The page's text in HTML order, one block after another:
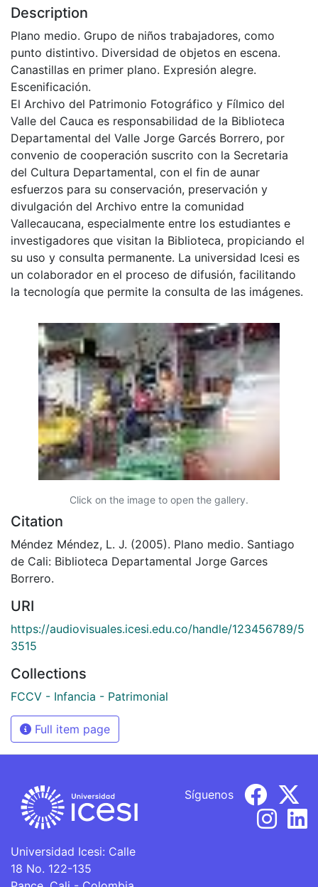
Description
Plano medio. Grupo de niños trabajadores, como
punto distintivo. Diversidad de objetos en escena.
Canastillas en primer plano. Expresión alegre.
Escenificación.
El Archivo del Patrimonio Fotográfico y Fílmico del
Valle del Cauca es responsabilidad de la Biblioteca
Departamental del Valle Jorge Garcés Borrero, por
convenio de cooperación suscrito con la Secretaria
del Cultura Departamental, con el fin de aunar
esfuerzos para su conservación, preservación y
divulgación del Archivo entre la comunidad
Vallecaucana, especialmente entre los estudiantes e
investigadores que visitan la Biblioteca, propiciando el
su uso y consulta permanente. La universidad Icesi es
un colaborador en el proceso de difusión, facilitando
la tecnología que permite la consulta de las imágenes.
Click on the image to open the gallery.
Citation
Méndez Méndez, L. J. (2005). Plano medio. Santiago
de Cali: Biblioteca Departamental Jorge Garces
Borrero.
URI
https://audiovisuales.icesi.edu.co/handle/123456789/5
3515
Collections
FCCV - Infancia - Patrimonial
Full item page
Universidad Icesi: Calle
18 No. 122-135
Síguenos